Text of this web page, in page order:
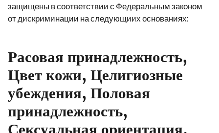
защищены в соответствии с Федеральным законом
от дискриминации на следующиих основаниях:
Расовая принадлежность,
Цвет кожи, Целигиозные
убеждения, Половая
принадлежность,
Сексуальная ориентация,